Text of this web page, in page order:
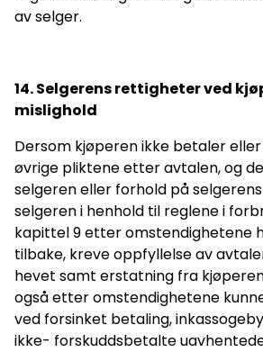
av selger.
14. Selgerens rettigheter ved
mislighold
Dersom kjøperen ikke betaler
øvrige pliktene etter avtalen, og
selgeren eller forhold på
selgeren i henhold til reglene i
kapittel 9 etter omstendighetene
tilbake, kreve oppfyllelse av
hevet samt erstatning fra
også etter omstendighetene
ved forsinket betaling,
ikke- forskuddsbetalte